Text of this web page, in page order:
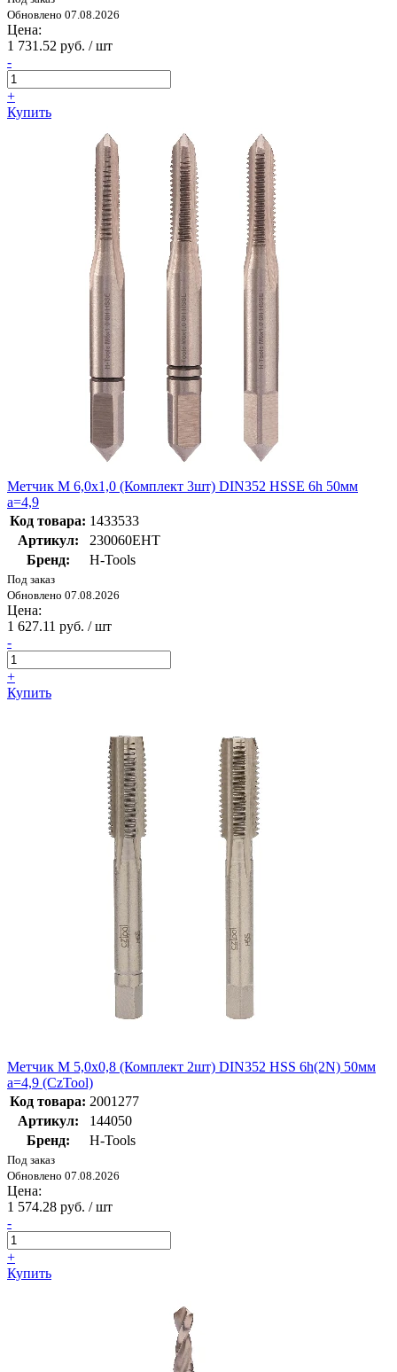
Обновлено 07.08.2026
Цена:
1 731.52 руб. / шт
-
+
Купить
Метчик М 6,0х1,0 (Комплект 3шт) DIN352 HSSE 6h 50мм
a=4,9
Код товара: 1433533
Артикул:
230060EHT
Бренд:
H-Tools
Под заказ
Обновлено 07.08.2026
Цена:
1 627.11 руб. / шт
-
+
Купить
Метчик М 5,0х0,8 (Комплект 2шт) DIN352 HSS 6h(2N) 50мм
a=4,9 (CzTool)
Код товара: 2001277
Артикул:
144050
Бренд:
H-Tools
Под заказ
Обновлено 07.08.2026
Цена:
1 574.28 руб. / шт
-
+
Купить